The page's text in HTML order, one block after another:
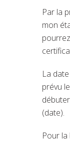
Par la
mon
La
prévu
(date).
Pour